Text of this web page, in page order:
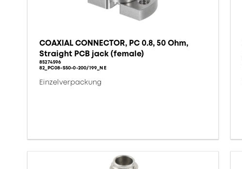
COAXIAL CONNECTOR, PC 0.8, 50 Ohm,
Straight PCB jack (female)
85274596
82_PC08-S50-0-200/199_NE
Einzelverpackung